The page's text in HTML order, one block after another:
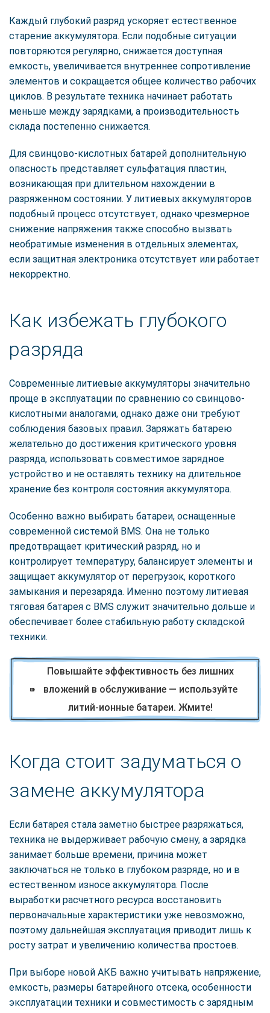
Каждый глубокий разряд ускоряет естественное
старение аккумулятора. Если подобные ситуации
повторяются регулярно, снижается доступная
емкость, увеличивается внутреннее сопротивление
элементов и сокращается общее количество рабочих
циклов. В результате техника начинает работать
меньше между зарядками, а производительность
склада постепенно снижается.
Для свинцово-кислотных батарей дополнительную
опасность представляет сульфатация пластин,
возникающая при длительном нахождении в
разряженном состоянии. У литиевых аккумуляторов
подобный процесс отсутствует, однако чрезмерное
снижение напряжения также способно вызвать
необратимые изменения в отдельных элементах,
если защитная электроника отсутствует или работает
некорректно.
Как избежать глубокого
разряда
Современные литиевые аккумуляторы значительно
проще в эксплуатации по сравнению со свинцово-
кислотными аналогами, однако даже они требуют
соблюдения базовых правил. Заряжать батарею
желательно до достижения критического уровня
разряда, использовать совместимое зарядное
устройство и не оставлять технику на длительное
хранение без контроля состояния аккумулятора.
Особенно важно выбирать батареи, оснащенные
современной системой BMS. Она не только
предотвращает критический разряд, но и
контролирует температуру, балансирует элементы и
защищает аккумулятор от перегрузок, короткого
замыкания и перезаряда. Именно поэтому литиевая
тяговая батарея с BMS служит значительно дольше и
обеспечивает более стабильную работу складской
техники.
Повышайте эффективность без лишних
вложений в обслуживание — используйте
литий-ионные батареи. Жмите!
Когда стоит задуматься о
замене аккумулятора
Если батарея стала заметно быстрее разряжаться,
техника не выдерживает рабочую смену, а зарядка
занимает больше времени, причина может
заключаться не только в глубоком разряде, но и в
естественном износе аккумулятора. После
выработки расчетного ресурса восстановить
первоначальные характеристики уже невозможно,
поэтому дальнейшая эксплуатация приводит лишь к
росту затрат и увеличению количества простоев.
При выборе новой АКБ важно учитывать напряжение,
емкость, размеры батарейного отсека, особенности
эксплуатации техники и совместимость с зарядным